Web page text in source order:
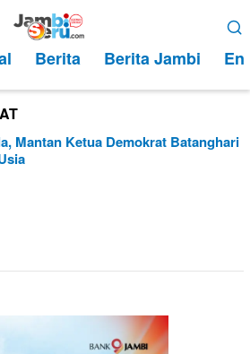
Berita Berita Jambi
Mantan Ketua Demokrat Batanghari